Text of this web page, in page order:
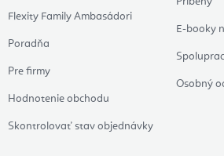
Flexity Family Ambasádori
Poradňa
Pre firmy
Hodnotenie obchodu
Skontrolovať stav objednávky
E-booky
Osobný